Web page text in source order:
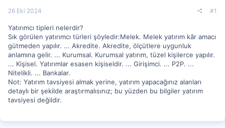
a
i
26 Eki 2024 #1
Yatırımcı tipleri nelerdir?
Sık görülen yatırımcı türleri şöyledir:Melek. Melek yatırım kâr amacı
gütmeden yapılır. ... Akredite. Akredite, ölçütlere uygunluk
anlamına gelir. ... Kurumsal. Kurumsal yatırım, tüzel kişilerce yapılır.
... Kişisel. Yatırımlar esasen kişiseldir. ... Girişimci. ... P2P. ...
Nitelikli. ... Bankalar.
Not: Yatırım tavsiyesi almak yerine, yatırım yapacağınız alanları
detaylı bir şekilde araştırmalısınız; bu yüzden bu bilgiler yatırım
tavsiyesi değildir.